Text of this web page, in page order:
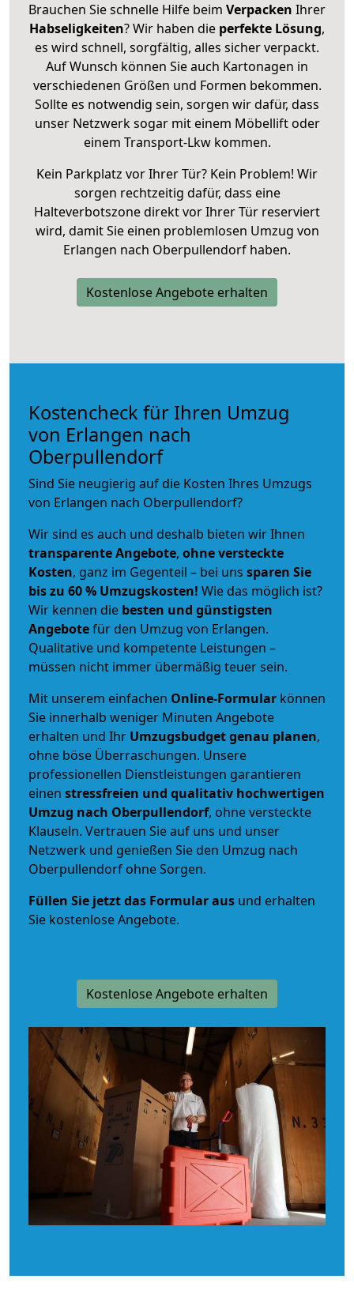
Brauchen Sie schnelle Hilfe beim Verpacken Ihrer
Habseligkeiten? Wir haben die perfekte Lösung,
es wird schnell, sorgfältig, alles sicher verpackt.
Auf Wunsch können Sie auch Kartonagen in
verschiedenen Größen und Formen bekommen.
Sollte es notwendig sein, sorgen wir dafür, dass
unser Netzwerk sogar mit einem Möbellift oder
einem Transport-Lkw kommen.
Kein Parkplatz vor Ihrer Tür? Kein Problem! Wir
sorgen rechtzeitig dafür, dass eine
Halteverbotszone direkt vor Ihrer Tür reserviert
wird, damit Sie einen problemlosen Umzug von
Erlangen nach Oberpullendorf haben.
Kostenlose Angebote erhalten
Kostencheck für Ihren Umzug
von Erlangen nach
Oberpullendorf
Sind Sie neugierig auf die Kosten Ihres Umzugs
von Erlangen nach Oberpullendorf?
Wir sind es auch und deshalb bieten wir Ihnen
transparente Angebote, ohne versteckte
Kosten, ganz im Gegenteil – bei uns sparen Sie
bis zu 60 % Umzugskosten! Wie das möglich ist?
Wir kennen die besten und günstigsten
Angebotefür den Umzug von Erlangen.
Qualitative und kompetente Leistungen –
müssen nicht immer übermäßig teuer sein.
Mit unserem einfachen Online-Formular können
Sie innerhalb weniger Minuten Angebote
erhalten und Ihr Umzugsbudgetgenau planen,
ohne böse Überraschungen. Unsere
professionellen Dienstleistungen garantieren
einen stressfreien und qualitativ hochwertigen
Umzug nach Oberpullendorf, ohne versteckte
Klauseln. Vertrauen Sie auf uns und unser
Netzwerk und genießen Sie den Umzug nach
Oberpullendorf ohne Sorgen.
Füllen Sie jetzt das Formular aus und erhalten
Sie kostenlose Angebote.
Kostenlose Angebote erhalten